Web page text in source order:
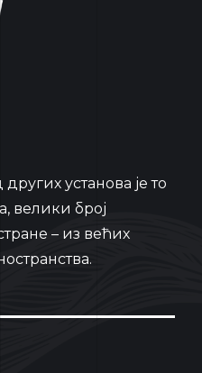
установа је то
велики број
– из већих